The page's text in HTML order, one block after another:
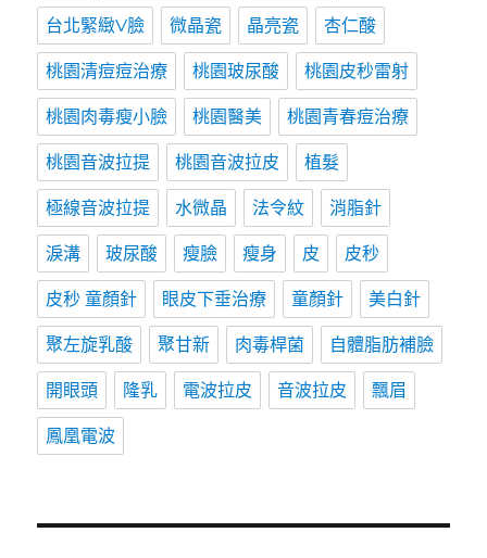
台北緊緻V臉 微晶瓷 晶亮瓷 杏仁酸
桃園清痘痘治療 桃園玻尿酸 桃園皮秒雷射
桃園肉毒瘦小臉 桃園醫美 桃園青春痘治療
桃園音波拉提 桃園音波拉皮 植髮
極線音波拉提 水微晶 法令紋 消脂針
淚溝 玻尿酸 瘦臉 瘦身 皮 皮秒
皮秒 童顏針 眼皮下垂治療 童顏針 美白針
聚左旋乳酸 聚甘新 肉毒桿菌 自體脂肪補臉
開眼頭 隆乳 電波拉皮 音波拉皮 飄眉
鳳凰電波